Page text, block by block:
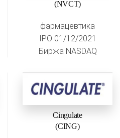
(NVCT)
фармацевтика
IPO 01/12/2021
Биржа NASDAQ
Cingulate
(CING)